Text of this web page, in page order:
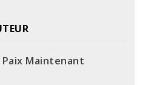
Paix Maintenant